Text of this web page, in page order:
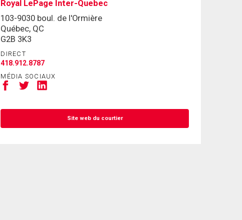
Royal LePage Inter-Quebec
103-9030 boul. de l'Ormière
Québec, QC
G2B 3K3
DIRECT
418.912.8787
MÉDIA SOCIAUX
Site web du courtier